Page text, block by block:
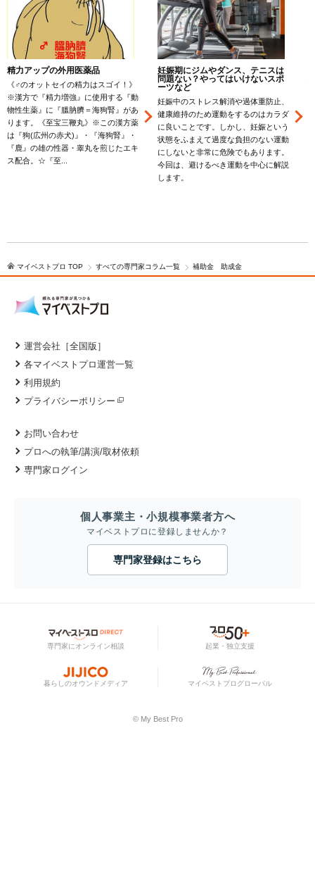
精力アップの外用医薬品
《♂のオットセイの精力はスゴイ！》
※漢方で『精力増強』に使用する『動
物性生薬』に『膃肭臍＝海狗腎』があ
ります。《至宝三鞭丸》※この漢方薬
は『狗(広州の赤犬)』・『海狗腎』・
『鹿』の雄の性器・睾丸を煎じたエキ
ス配合。☆『至...
妊娠期にジムやダンス、テニスは
問題ない？やってはいけないスポ
ーツなど
妊娠中のストレス解消や過体重防止、
健康維持のため運動をするのはカラダ
に良いことです。しかし、妊娠という
状態をふまえて過度な負担のない運動
にしないと非常に危険でもあります。
今回は、避けるべき運動を中心に解説
します。
マイベストプロ TOP すべての専門家コラム一覧 補助金 助成金
運営会社［全国版］
各マイベストプロ運営一覧
利用規約
プライバシーポリシー
お問い合わせ
プロへの執筆/講演/取材依頼
専門家ログイン
個人事業主・小規模事業者方へ
マイベストプロに登録しませんか？
専門家登録はこちら
専門家にオンライン相談 起業・独立支援
暮らしのオウンドメディア マイベストプログローバル
© My Best Pro